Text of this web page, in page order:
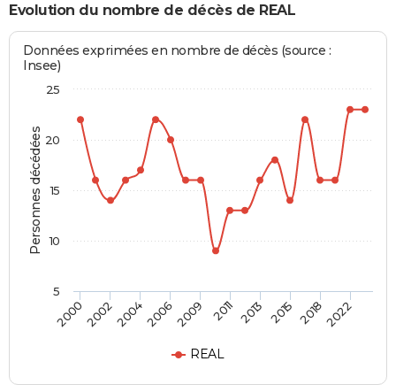
Evolution du nombre de décès de REAL
Personnes décédées
Données exprimées en nombre de décès (source :
Insee)
REAL
20002002200420062009 2011 2013 2015 20182022
5
10
15
20
25